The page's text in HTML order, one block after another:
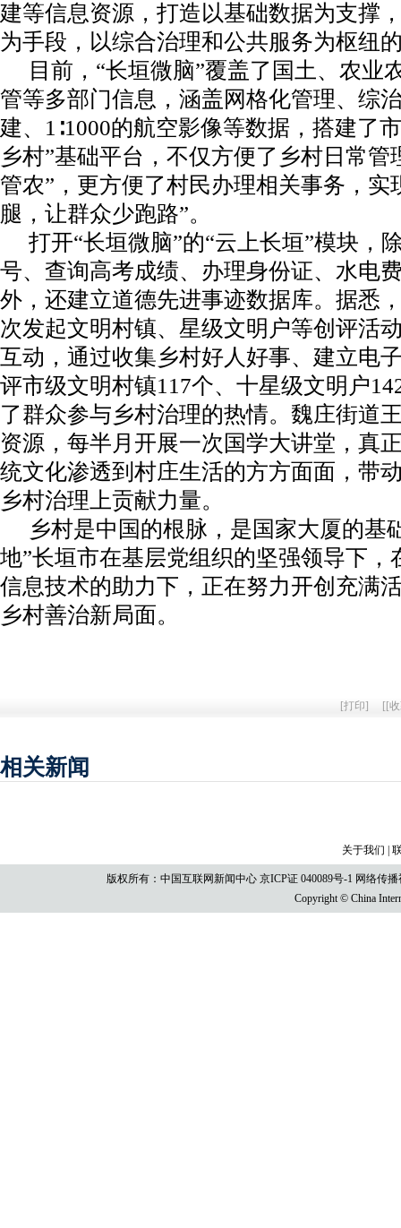
建等信息资源，打造以基础数据为支撑
为手段，以综合治理和公共服务为枢纽
目前，“长垣微脑”覆盖了国土、农业
管等多部门信息，涵盖网格化管理、综
建、1∶1000的航空影像等数据，搭建了
乡村”基础平台，不仅方便了乡村日常管
管农”，更方便了村民办理相关事务，实
腿，让群众少跑路”。
打开“长垣微脑”的“云上长垣”模块，
号、查询高考成绩、办理身份证、水电
外，还建立道德先进事迹数据库。据悉
次发起文明村镇、星级文明户等创评活
互动，通过收集乡村好人好事、建立电
评市级文明村镇117个、十星级文明户
了群众参与乡村治理的热情。魏庄街道
资源，每半月开展一次国学大讲堂，真
统文化渗透到村庄生活的方方面面，带
乡村治理上贡献力量。
乡村是中国的根脉，是国家大厦的基
地”长垣市在基层党组织的坚强领导下，
信息技术的助力下，正在努力开创充满
乡村善治新局面。
[打印] [[
相关新闻
关于我们
版权所有：中国互联网新闻中心 京ICP证 040089号-1 网络传播
Copyright © China